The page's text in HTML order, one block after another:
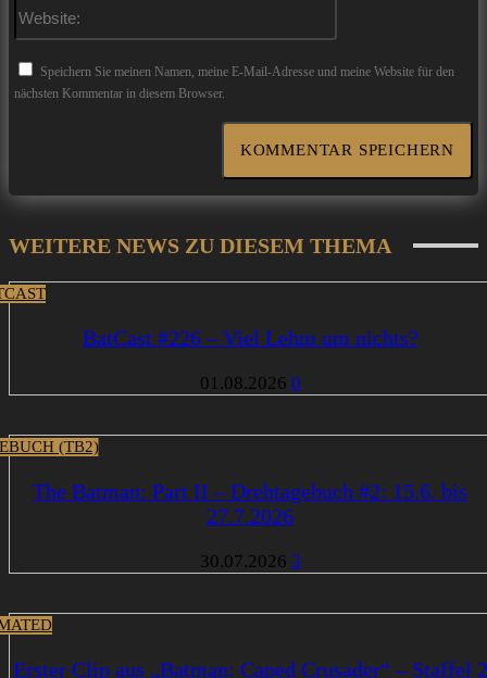
Speichern Sie meinen Namen, meine E-Mail-Adresse und meine Website für den
nächsten Kommentar in diesem Browser.
WEITERE NEWS ZU DIESEM THEMA
BatCast #226 – Viel Lehm um nichts?
01.08.2026 0
(TB2)
The Batman: Part II – Drehtagebuch #2: 15.6. bis
27.7.2026
30.07.2026 3
Erster Clip aus „Batman: Caped Crusader“ – Staffel 2